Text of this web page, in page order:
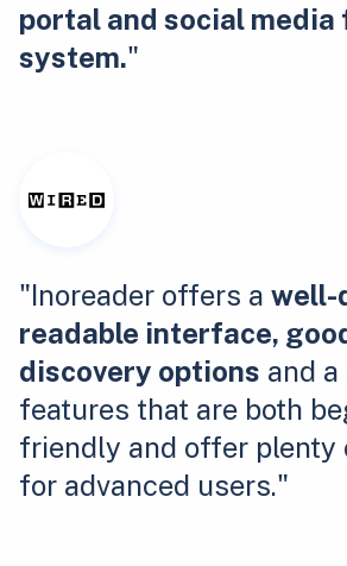
portal and social
system."
"Inoreader offers a well-
readable interface,
discovery options and
features that are both
friendly and offer plenty
for advanced users."